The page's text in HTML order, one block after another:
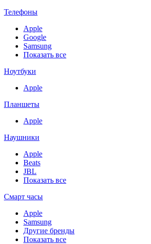
Телефоны
Apple
Google
Samsung
Показать все
Ноутбуки
Apple
Планшеты
Apple
Наушники
Apple
Beats
JBL
Показать все
Смарт часы
Apple
Samsung
Другие бренды
Показать все